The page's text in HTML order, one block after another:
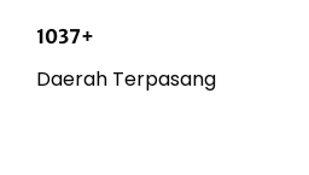
1037+
Daerah Terpasang